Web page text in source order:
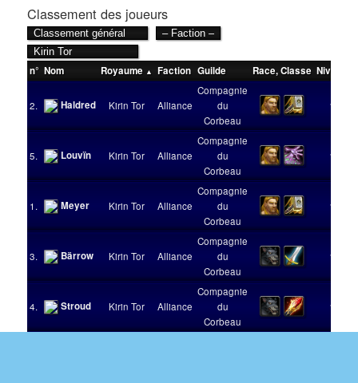
Classement des joueurs
n° Nom Royaume Faction Guilde Race,Classe Niveau
2. Haldred Kirin Tor Alliance
Compagnie
du
Corbeau
110
5. Louvïn Kirin Tor Alliance
Compagnie
du
Corbeau
110
1. Meyer Kirin Tor Alliance
Compagnie
du
Corbeau
110
3. Bärrow Kirin Tor Alliance
Compagnie
du
Corbeau
110
4. Stroud Kirin Tor Alliance
Compagnie
du
Corbeau
104